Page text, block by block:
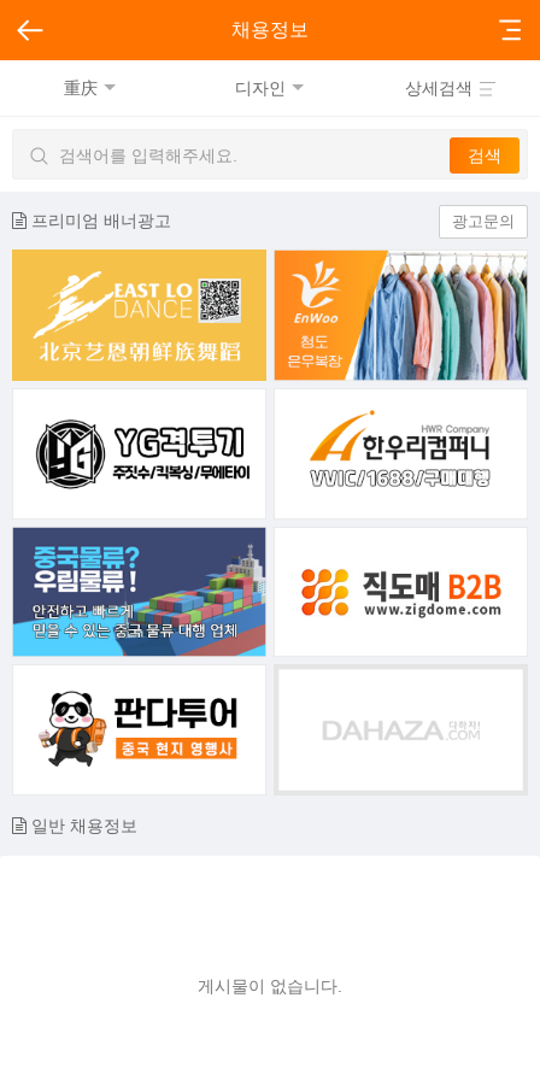
채용정보
重庆 디자인 상세검색
프리미엄 배너광고 광고문의
일반 채용정보
게시물이 없습니다.